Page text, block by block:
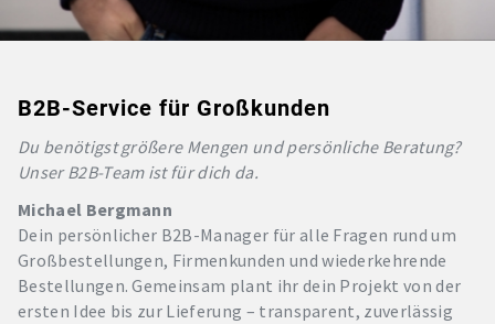
B2B-Service für Großkunden
Du benötigst größere Mengen und persönliche Beratung?
Unser B2B-Team ist für dich da.
Michael Bergmann
Dein persönlicher B2B-Manager für alle Fragen rund um
Großbestellungen, Firmenkunden und wiederkehrende
Bestellungen. Gemeinsam plant ihr dein Projekt von der
ersten Idee bis zur Lieferung – transparent, zuverlässig